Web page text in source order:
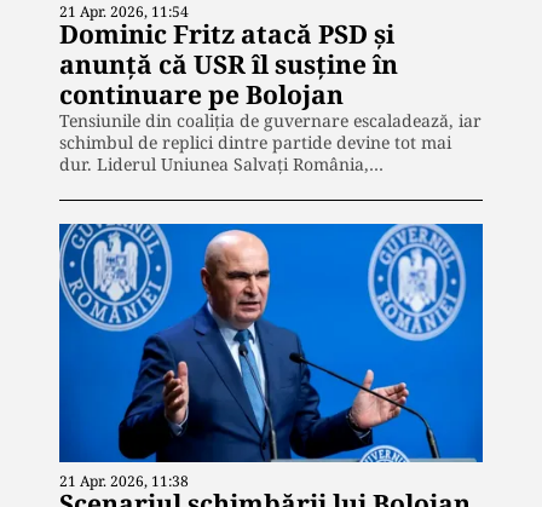
21 Apr. 2026, 11:54
Dominic Fritz atacă PSD și
anunță că USR îl susține în
continuare pe Bolojan
Tensiunile din coaliția de guvernare escaladează, iar
schimbul de replici dintre partide devine tot mai
dur. Liderul Uniunea Salvați România,…
21 Apr. 2026, 11:38